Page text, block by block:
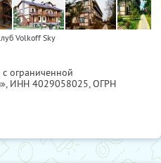
Volkoff Sky
с ограниченной
ИНН 4029058025, ОГРН